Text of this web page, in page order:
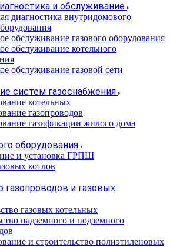
и обслуживание
диагностика внутридомового
обслуживание газового оборудования
обслуживание котельного
обслуживание газовой сети
систем газоснабжения
котельных
газопроводов
газификации жилого дома
оборудования
и установка ГРПШ
котлов
газопроводов и газовых
газовых котельных
надземного и подземного
и строительство полиэтиленовых